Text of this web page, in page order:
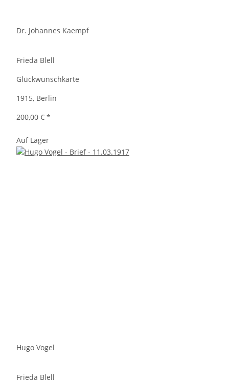
Dr. Johannes Kaempf
Frieda Blell
Glückwunschkarte
1915, Berlin
200,00 € *
Auf Lager
Hugo Vogel
Frieda Blell